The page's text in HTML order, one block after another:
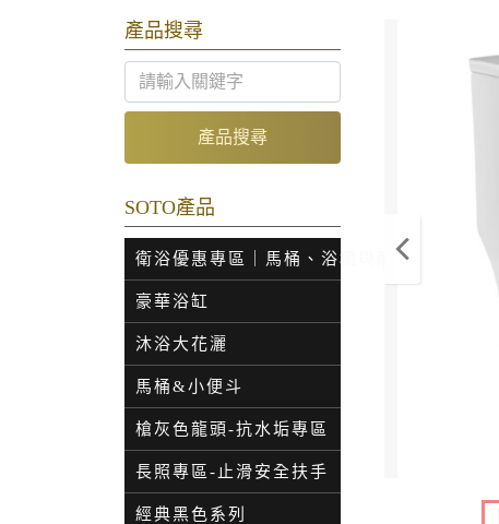
產品搜尋
產品搜尋
SOTO產品
衛浴優惠專區｜馬桶、浴櫃與龍頭特價
豪華浴缸
沐浴大花灑
馬桶&小便斗
槍灰色龍頭-抗水垢專區
長照專區-止滑安全扶手
經典黑色系列